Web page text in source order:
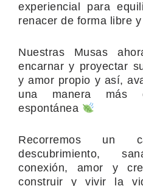
experiencial para
renacer de forma libre
Nuestras Musas
encarnar y proyectar
y amor propio y así,
una manera más
espontánea
Recorremos un
descubrimiento,
conexión, amor y
construir y vivir la